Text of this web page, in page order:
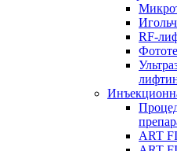
RF-
ART